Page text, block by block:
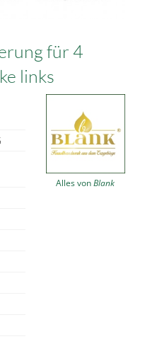
für 4
links
Alles vonBlank